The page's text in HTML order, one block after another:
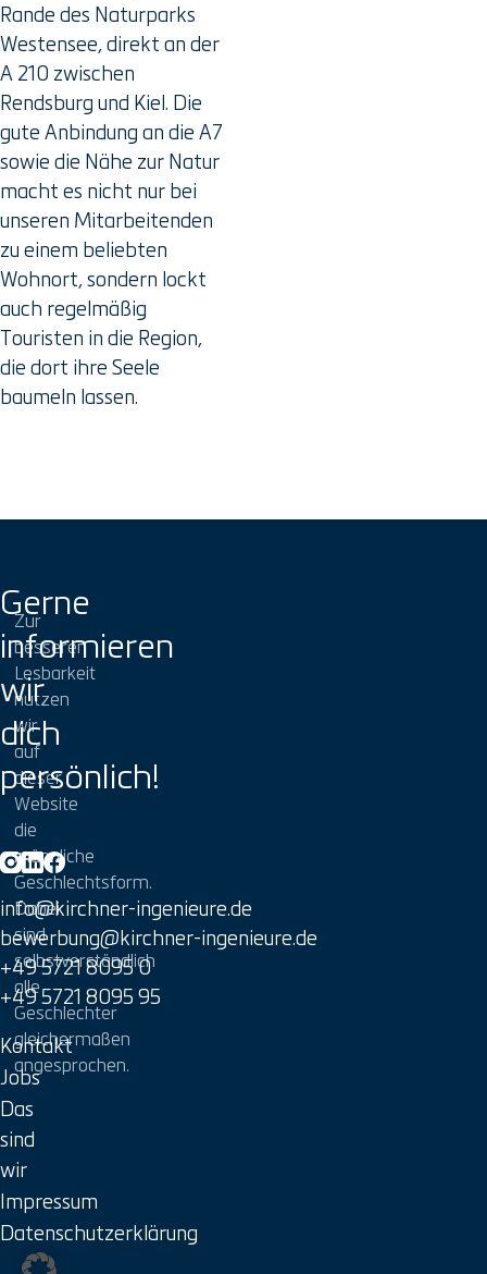
Rande des Naturparks
Westensee, direkt an der
A 210 zwischen
Rendsburg und Kiel. Die
gute Anbindung an die A7
sowie die Nähe zur Natur
macht es nicht nur bei
unseren Mitarbeitenden
zu einem beliebten
Wohnort, sondern lockt
auch regelmäßig
Touristen in die Region,
die dort ihre Seele
baumeln lassen.
Gerne
informieren
wir
dich
persönlich!
info@kirchner-ingenieure.de
bewerbung@kirchner-ingenieure.de
+49 5721 8095 0
+49 5721 8095 95
Kontakt
Jobs
Das
sind
wir
Impressum
Datenschutzerklärung
Zur
besseren
Lesbarkeit
nutzen
wir
auf
dieser
Website
die
männliche
Geschlechtsform.
Dabei
sind
selbstverständlich
alle
Geschlechter
gleichermaßen
angesprochen.